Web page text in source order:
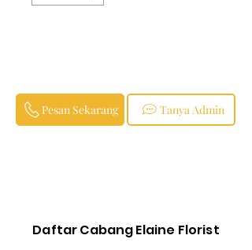
Tanya Admin
Pesan Sekarang
Daftar Cabang Elaine Florist